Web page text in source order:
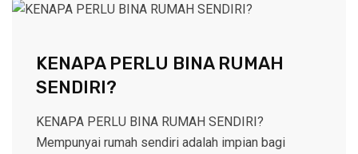
KENAPA PERLU BINA RUMAH
SENDIRI?
KENAPA PERLU BINA RUMAH SENDIRI?
Mempunyai rumah sendiri adalah impian bagi